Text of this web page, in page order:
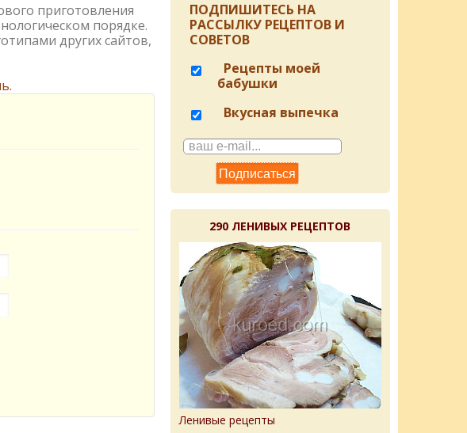
приготовления
порядке.
других сайтов,
ПОДПИШИТЕСЬ НА
РАССЫЛКУ РЕЦЕПТОВ И
СОВЕТОВ
Рецепты моей
бабушки
Вкусная выпечка
290 ЛЕНИВЫХ РЕЦЕПТОВ
Ленивые рецепты